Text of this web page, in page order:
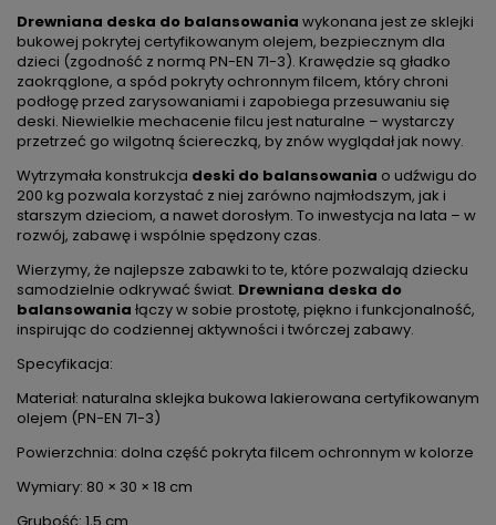
Drewniana deska do balansowania wykonana jest ze sklejki
bukowej pokrytej certyfikowanym olejem, bezpiecznym dla
dzieci (zgodność z normą PN-EN 71-3). Krawędzie są gładko
zaokrąglone, a spód pokryty ochronnym filcem, który chroni
podłogę przed zarysowaniami i zapobiega przesuwaniu się
deski. Niewielkie mechacenie filcu jest naturalne – wystarczy
przetrzeć go wilgotną ściereczką, by znów wyglądał jak nowy.
Wytrzymała konstrukcja deski do balansowania o udźwigu do
200 kg pozwala korzystać z niej zarówno najmłodszym, jak i
starszym dzieciom, a nawet dorosłym. To inwestycja na lata – w
rozwój, zabawę i wspólnie spędzony czas.
Wierzymy, że najlepsze zabawki to te, które pozwalają dziecku
samodzielnie odkrywać świat. Drewniana deska do
balansowania łączy w sobie prostotę, piękno i funkcjonalność,
inspirując do codziennej aktywności i twórczej zabawy.
Specyfikacja:
Materiał: naturalna sklejka bukowa lakierowana certyfikowanym
olejem (PN-EN 71-3)
Powierzchnia: dolna część pokryta filcem ochronnym w kolorze
Wymiary: 80 × 30 × 18 cm